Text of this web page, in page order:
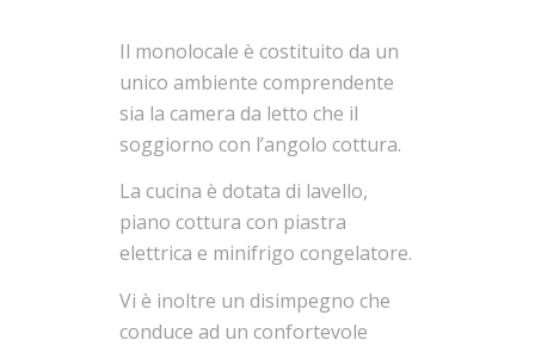
Il monolocale è costituito da un
unico ambiente comprendente
sia la camera da letto che il
soggiorno con l’angolo cottura.
La cucina è dotata di lavello,
piano cottura con piastra
elettrica e minifrigo congelatore.
Vi è inoltre un disimpegno che
conduce ad un confortevole